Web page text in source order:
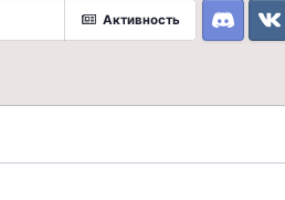
Активность
DiscordVK